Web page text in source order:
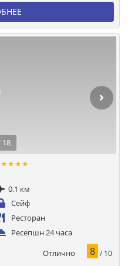
18
★★★★
0.1 км
Сейф
Ресторан
Ресепшн 24 часа
Отлично 8 / 10